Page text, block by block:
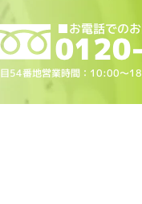
54番地営業時間：10:00～18